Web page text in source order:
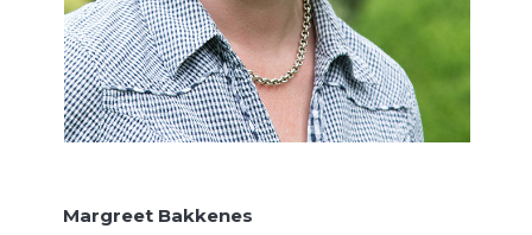
Margreet Bakkenes